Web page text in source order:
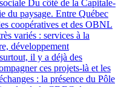
Du côté de la Capitale-
du paysage. Entre Québec
coopératives et des OBNL
variés : services à la
développement
il y a déjà des
ces projets-là et les
: la présence du Pôle